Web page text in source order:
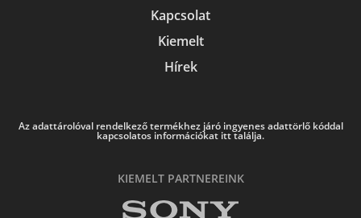
Kapcsolat
Kiemelt
Hírek
Az adattárolóval rendelkező termékhez járó ingyenes adattörlő kóddal
kapcsolatos információkat itt találja.
KIEMELT PARTNEREINK